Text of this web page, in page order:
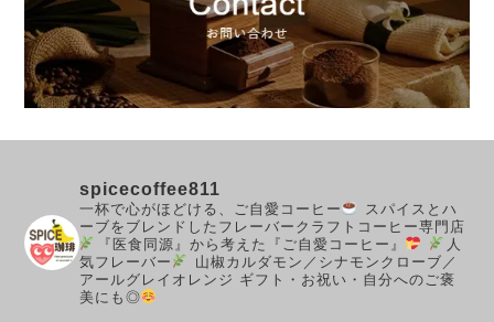
spicecoffee811
一杯で心がほどける、ご自愛コーヒー
スパイスとハ
ーブをブレンドしたフレーバークラフトコーヒー専門店
『医食同源』から考えた『ご自愛コーヒー』
人
気フレーバー
山椒カルダモン／シナモンクローブ／
アールグレイオレンジ ギフト・お祝い・自分へのご褒
美にも◎